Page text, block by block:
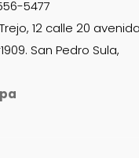
5477
12 calle 20 avenida
San Pedro Sula,